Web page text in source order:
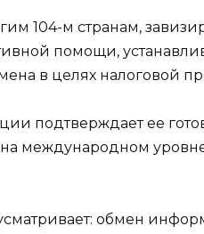
104-м странам,
помощи,
в целях налоговой
подтверждает ее
международном
обмен